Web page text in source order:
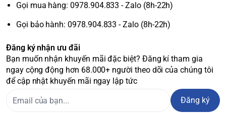
Gọi mua hàng: 0978.904.833 - Zalo (8h-22h)
Gọi bảo hành: 0978.904.833 - Zalo (8h-22h)
Đăng ký nhận ưu đãi
Bạn muốn nhận khuyến mãi đặc biệt? Đăng kí tham gia
ngay cộng động hơn 68.000+ người theo dõi của chúng tôi
để cập nhật khuyến mãi ngay lập tức
Đăng ký